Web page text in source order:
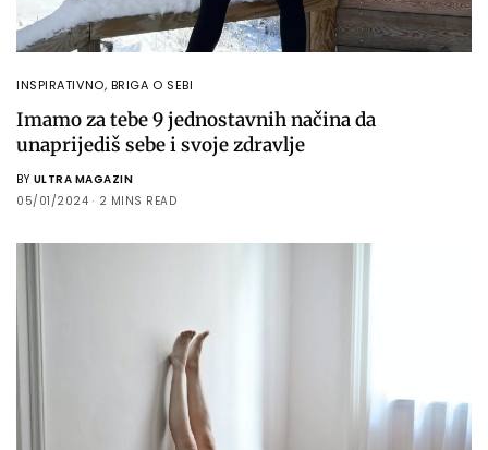
INSPIRATIVNO, BRIGA O SEBI
Imamo za tebe 9 jednostavnih načina da
unaprijediš sebe i svoje zdravlje
BY ULTRA MAGAZIN
05/01/2024
2 MINS READ